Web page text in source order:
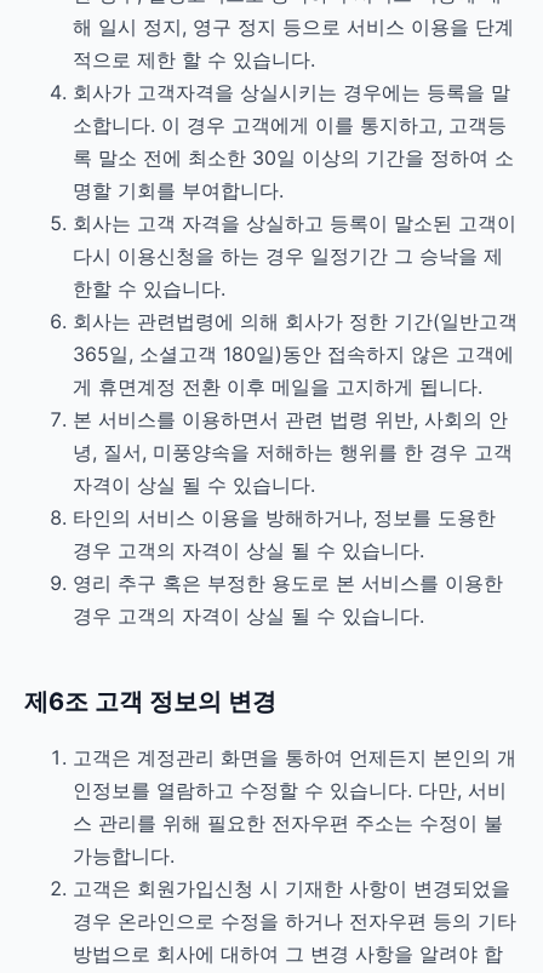
해 일시 정지, 영구 정지 등으로 서비스 이용을 단계
적으로 제한 할 수 있습니다.
회사가 고객자격을 상실시키는 경우에는 등록을 말
소합니다. 이 경우 고객에게 이를 통지하고, 고객등
록 말소 전에 최소한 30일 이상의 기간을 정하여 소
명할 기회를 부여합니다.
회사는 고객 자격을 상실하고 등록이 말소된 고객이
다시 이용신청을 하는 경우 일정기간 그 승낙을 제
한할 수 있습니다.
회사는 관련법령에 의해 회사가 정한 기간(일반고객
365일, 소셜고객 180일)동안 접속하지 않은 고객에
게 휴면계정 전환 이후 메일을 고지하게 됩니다.
본 서비스를 이용하면서 관련 법령 위반, 사회의 안
녕, 질서, 미풍양속을 저해하는 행위를 한 경우 고객
자격이 상실 될 수 있습니다.
타인의 서비스 이용을 방해하거나, 정보를 도용한
경우 고객의 자격이 상실 될 수 있습니다.
영리 추구 혹은 부정한 용도로 본 서비스를 이용한
경우 고객의 자격이 상실 될 수 있습니다.
제6조 고객 정보의 변경
고객은 계정관리 화면을 통하여 언제든지 본인의 개
인정보를 열람하고 수정할 수 있습니다. 다만, 서비
스 관리를 위해 필요한 전자우편 주소는 수정이 불
가능합니다.
고객은 회원가입신청 시 기재한 사항이 변경되었을
경우 온라인으로 수정을 하거나 전자우편 등의 기타
방법으로 회사에 대하여 그 변경 사항을 알려야 합